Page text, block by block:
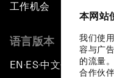
本网站
我们使
容与广
的流量
合作伙
工作机会
语言版本
EN ▪ES▪中文▪ 日本語